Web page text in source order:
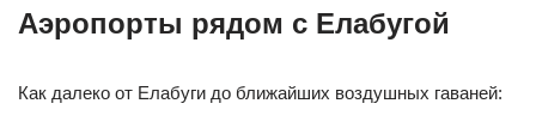
Аэропорты рядом с Елабугой
Как далеко от Елабуги до ближайших воздушных гаваней: